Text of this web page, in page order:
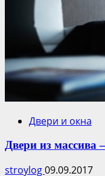
Двери и окна
Двери из массива
stroylog09.09.2017